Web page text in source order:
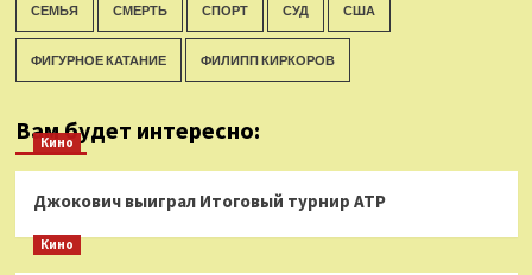
СЕМЬЯ СМЕРТЬ СПОРТ СУД США
ФИГУРНОЕ КАТАНИЕ ФИЛИПП КИРКОРОВ
Вам будет интересно:
Кино
Джокович выиграл Итоговый турнир ATP
Кино